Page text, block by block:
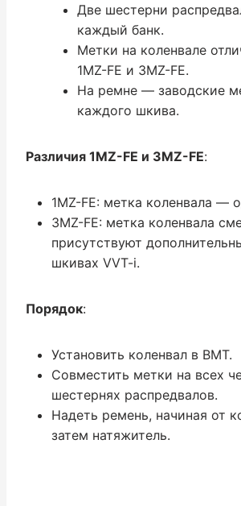
Две шестерни
каждый банк.
Метки на коленвале
1MZ-FE и 3MZ-FE.
На ремне — заводские
каждого шкива.
Различия 1MZ-FE и 3MZ-FE:
1MZ-FE: метка коленвала —
3MZ-FE: метка коленвала
присутствуют
шкивах VVT-i.
Порядок:
Установить коленвал в ВМТ.
Совместить метки на всех
шестернях распредвалов.
Надеть ремень, начиная от
затем натяжитель.